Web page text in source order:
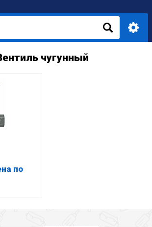
чугунный
по